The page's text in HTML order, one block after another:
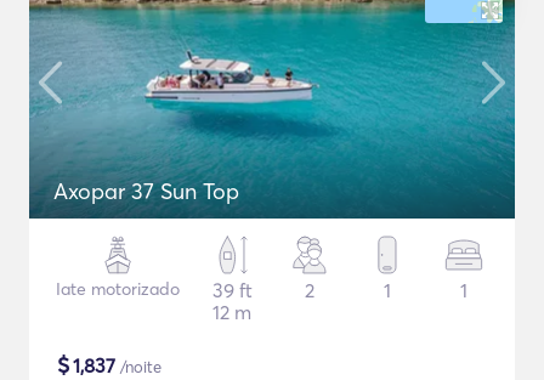
Axopar 37 Sun Top
Iate motorizado
39 ft
12 m
2 1 1
$1,837 /noite